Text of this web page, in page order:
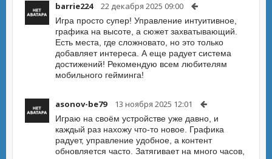
barrie224 22 декабря 2025 09:00
Игра просто супер! Управление интуитивное,
графика на высоте, а сюжет захватывающий.
Есть места, где сложновато, но это только
добавляет интереса. А еще радует система
достижений! Рекомендую всем любителям
мобильного гейминга!
asonov-be79 13 ноября 2025 12:01
Играю на своём устройстве уже давно, и
каждый раз нахожу что-то новое. Графика
радует, управление удобное, а контент
обновляется часто. Затягивает на много часов,